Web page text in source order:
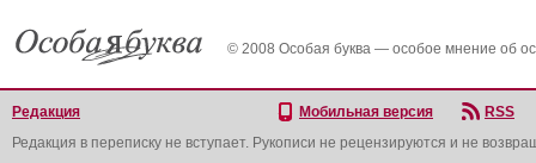
© 2008 Особая буква — особое мнение об
Редакция Мобильная версия
RSS
Редакция в переписку не вступает. Рукописи не рецензируются и не